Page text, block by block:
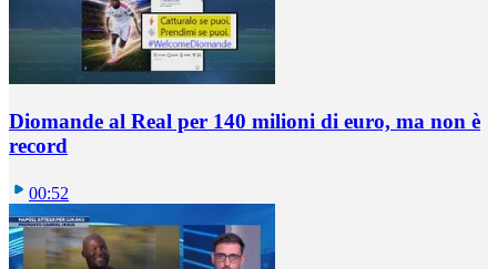
Diomande al Real per 140 milioni di euro, ma non è
record
00:52